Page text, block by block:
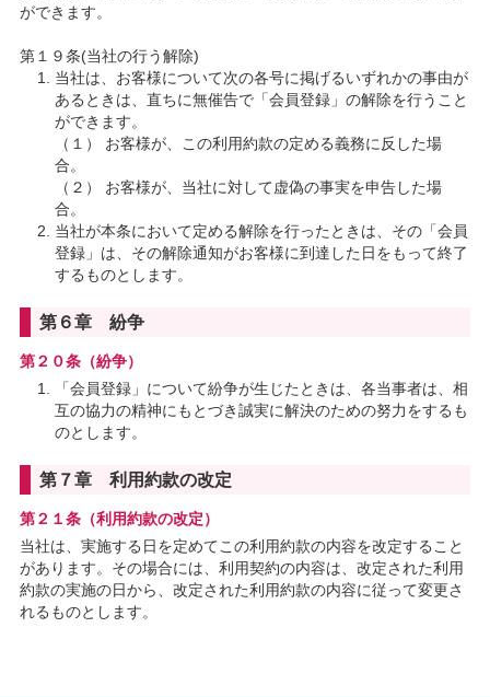
ができます。
第１９条(当社の行う解除)
当社は、お客様について次の各号に掲げるいずれかの事由が
あるときは、直ちに無催告で「会員登録」の解除を行うこと
ができます。
（１） お客様が、この利用約款の定める義務に反した場
合。
（２） お客様が、当社に対して虚偽の事実を申告した場
合。
当社が本条において定める解除を行ったときは、その「会員
登録」は、その解除通知がお客様に到達した日をもって終了
するものとします。
第６章 紛争
第２０条（紛争）
「会員登録」について紛争が生じたときは、各当事者は、相
互の協力の精神にもとづき誠実に解決のための努力をするも
のとします。
第７章 利用約款の改定
第２１条（利用約款の改定）
当社は、実施する日を定めてこの利用約款の内容を改定すること
があります。その場合には、利用契約の内容は、改定された利用
約款の実施の日から、改定された利用約款の内容に従って変更さ
れるものとします。